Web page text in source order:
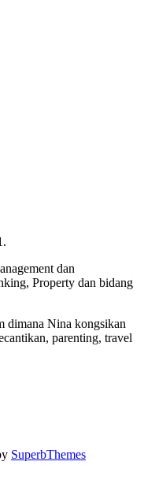
dan
Property dan bidang
dimana Nina kongsikan
parenting, travel
SuperbThemes